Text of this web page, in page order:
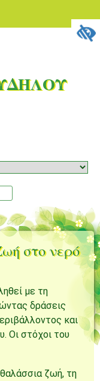
στο νερό
με τη
δράσεις
και
Οι στόχοι του
ζωή, τη